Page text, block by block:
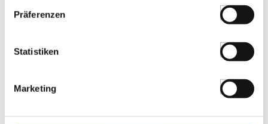
Präferenzen
Statistiken
Marketing